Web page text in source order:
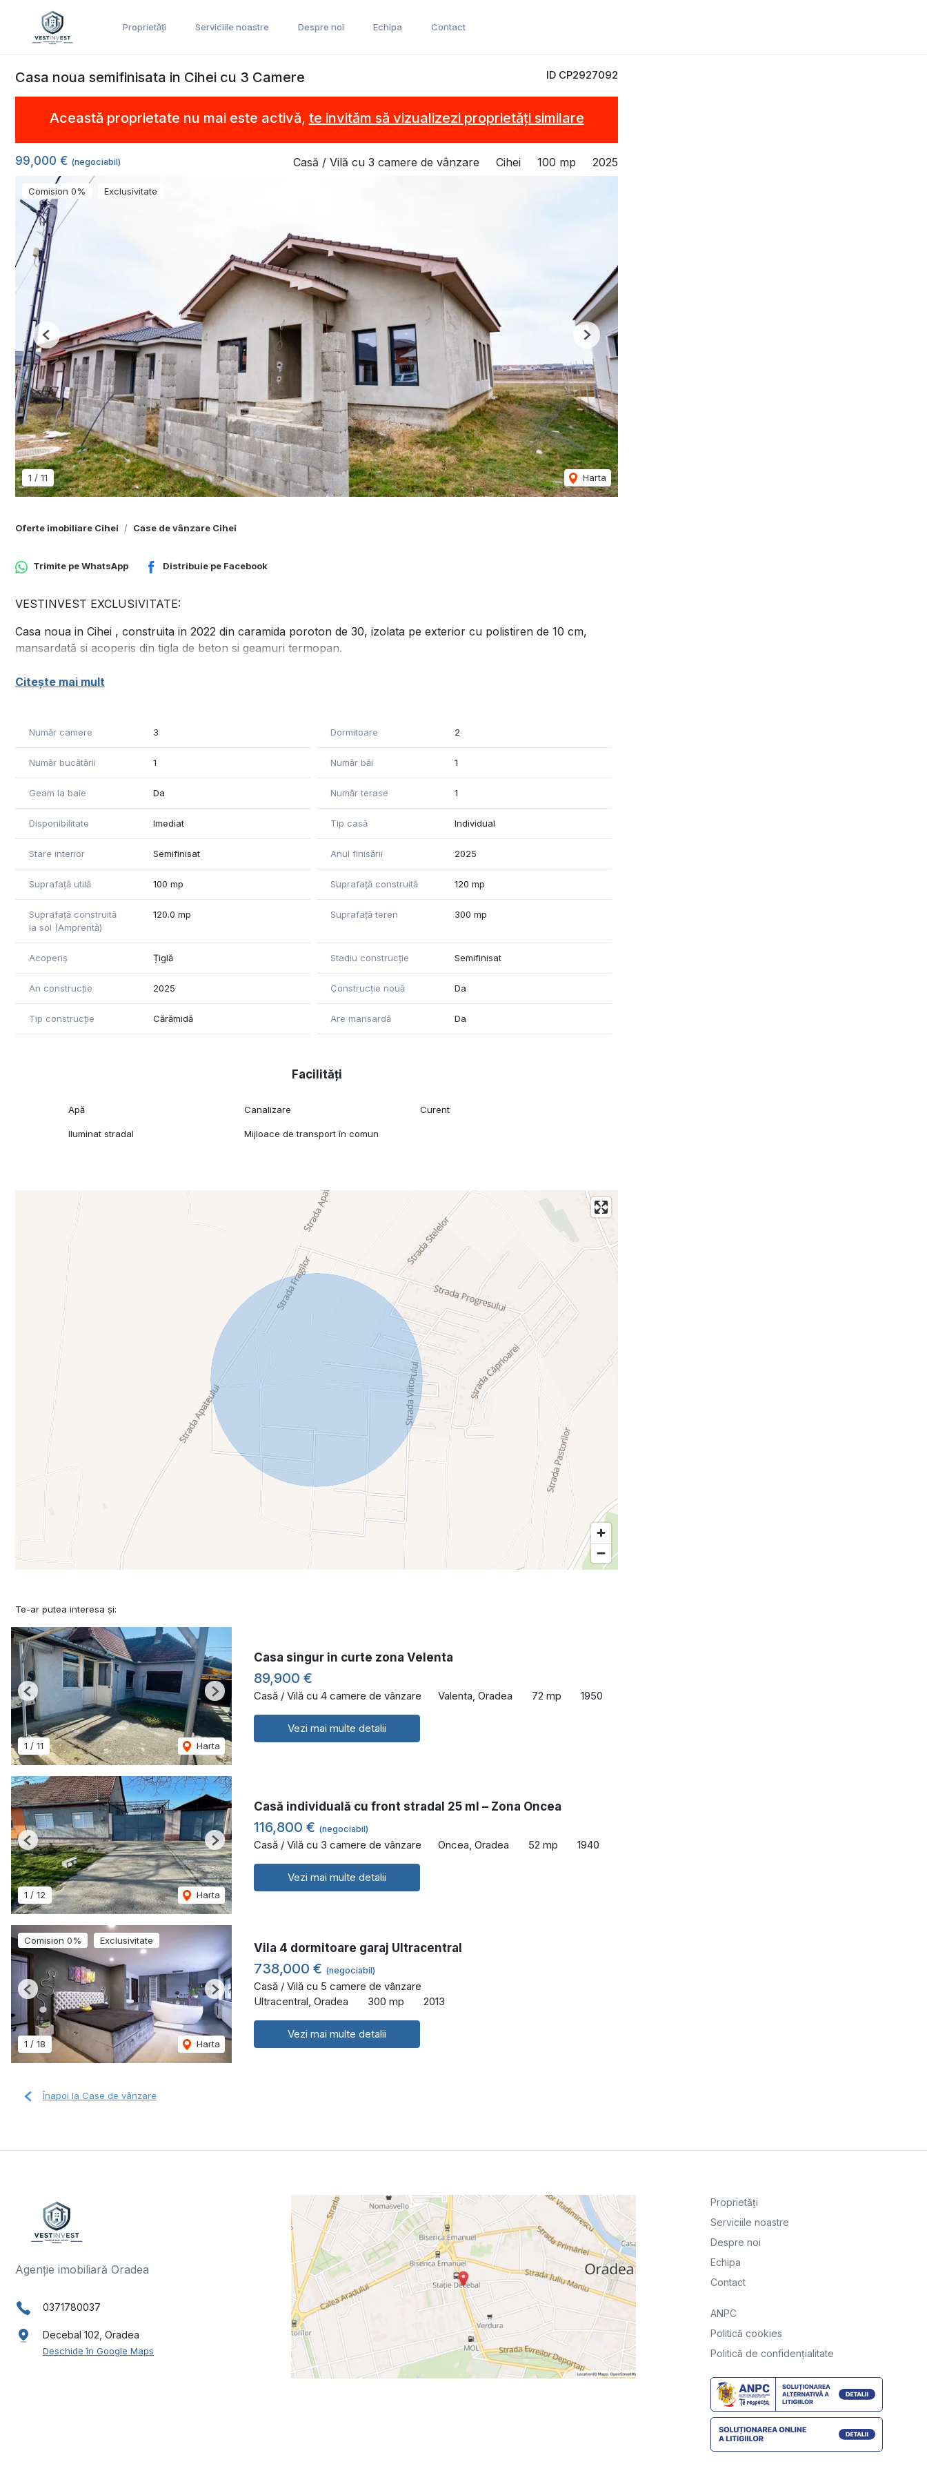
Proprietăți Serviciile noastre Despre noi Echipa Contact
ID CP2927092
Casa noua semifinisata in Cihei cu 3 Camere
Această proprietate nu mai este activă, te invităm să vizualizezi proprietăți similare
99,000 € (negociabil) Casă / Vilă cu 3 camere de vânzare Cihei 100 mp 2025
Comision 0% Exclusivitate
1 / 11 Harta
Previous Next
Oferte imobiliare Cihei Case de vânzare Cihei
Trimite peWhatsApp Distribuie pe Facebook
VESTINVEST EXCLUSIVITATE:
Casa noua in Cihei , construita in 2022 din caramida poroton de 30, izolata pe exterior cu polistiren de 10 cm,
mansardată si acoperis din tigla de beton si geamuri termopan.
Compusa din: living cu bucatarie open space, 2 dormitoare, baie, debara, camera si tehnica terasa acoperita.
Suprafata teren: 300 mp
Suprafata construita: 120 mp
Pret: 99.000 euro
Telefon: 0371 780 037
Citește mai mult
Număr camere 3 Dormitoare 2
Număr bucătării 1 Număr băi 1
Geam la baie Da Număr terase 1
Disponibilitate Imediat Tip casă Individual
Stare interior Semifinisat Anul finisării 2025
Suprafață utilă 100 mp Suprafață construită 120 mp
Suprafață construită
la sol (Amprentă)
120.0 mp Suprafață teren 300 mp
Acoperiș Țiglă Stadiu construcție Semifinisat
An construcție 2025 Construcție nouă Da
Tip construcție Cărămidă Are mansardă Da
Facilități
Apă Canalizare Curent
Iluminat stradal Mijloace de transport în comun
Te-ar putea interesa și:
1 / 11 Harta
Previous Next
Casa singur in curte zona Velenta
89,900 €
Casă / Vilă cu 4 camere de vânzare Valenta, Oradea 72 mp 1950
Vezi mai multe detalii
1 / 12 Harta
Previous Next
Casă individuală cu front stradal 25 ml – Zona Oncea
116,800 € (negociabil)
Casă / Vilă cu 3 camere de vânzare Oncea, Oradea 52 mp 1940
Vezi mai multe detalii
Comision 0% Exclusivitate
1 / 18 Harta
Previous Next
Vila 4 dormitoare garaj Ultracentral
738,000 € (negociabil)
Casă / Vilă cu 5 camere de vânzare
Ultracentral, Oradea
300 mp 2013
Vezi mai multe detalii
Înapoi la Case de vânzare
Agenție imobiliară Oradea
0371780037
Decebal 102, Oradea
Deschide în Google Maps
Proprietăți
Serviciile noastre
Despre noi
Echipa
Contact
ANPC
Politică cookies
Politică de confidențialitate